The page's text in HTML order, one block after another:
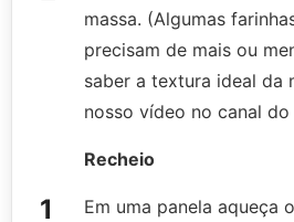
massa. (Algumas
precisam de mais ou
saber a textura ideal da
nosso vídeo no canal do
Recheio
Em uma panela aqueça